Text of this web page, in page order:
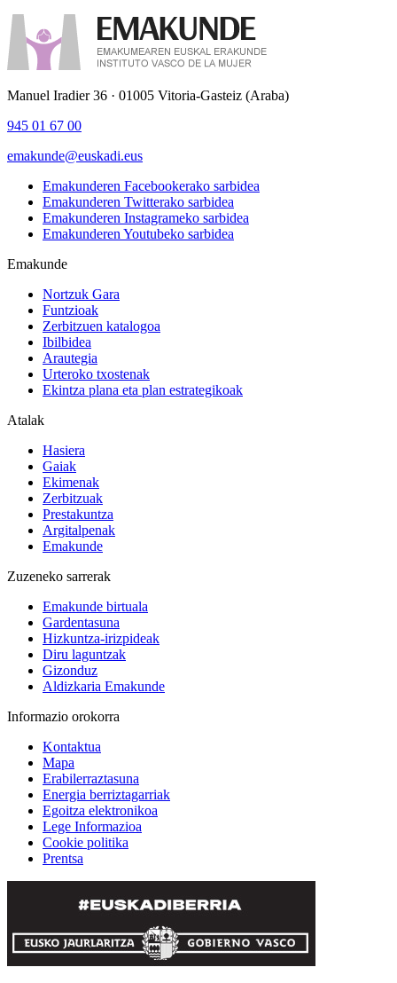
Manuel Iradier 36 · 01005 Vitoria-Gasteiz (Araba)
945 01 67 00
emakunde@euskadi.eus
Emakunderen Facebookerako sarbidea
Emakunderen Twitterako sarbidea
Emakunderen Instagrameko sarbidea
Emakunderen Youtubeko sarbidea
Emakunde
Nortzuk Gara
Funtzioak
Zerbitzuen katalogoa
Ibilbidea
Arautegia
Urteroko txostenak
Ekintza plana eta plan estrategikoak
Atalak
Hasiera
Gaiak
Ekimenak
Zerbitzuak
Prestakuntza
Argitalpenak
Emakunde
Zuzeneko sarrerak
Emakunde birtuala
Gardentasuna
Hizkuntza-irizpideak
Diru laguntzak
Gizonduz
Aldizkaria Emakunde
Informazio orokorra
Kontaktua
Mapa
Erabilerraztasuna
Energia berriztagarriak
Egoitza elektronikoa
Lege Informazioa
Cookie politika
Prentsa